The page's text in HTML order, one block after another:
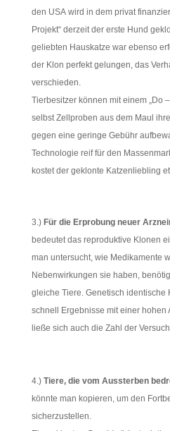
den USA wird in dem privat
Projekt“ derzeit der erste Hund
geliebten Hauskatze war ebenso
der Klon perfekt gelungen, das
verschieden.
Tierbesitzer können mit einem „Do
selbst Zellproben aus dem Maul
gegen eine geringe Gebühr
Technologie reif für den
kostet der geklonte Katzenliebling
3.) Für die Erprobung neuer
bedeutet das reproduktive Klonen
man untersucht, wie Medikamente
Nebenwirkungen sie haben,
gleiche Tiere. Genetisch identische
schnell Ergebnisse mit einer hohen
ließe sich auch die Zahl der
4.) Tiere, die vom Aussterben
könnte man kopieren, um den
sicherzustellen.